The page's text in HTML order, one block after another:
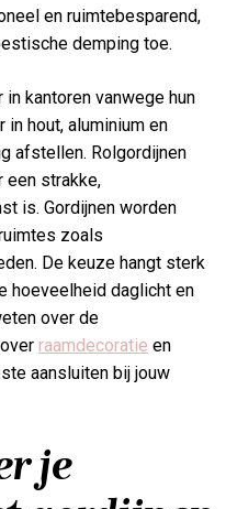
en ruimtebesparend,
demping toe.
kantoren vanwege hun
hout, aluminium en
afstellen. Rolgordijnen
een strakke,
is. Gordijnen worden
zoals
De keuze hangt sterk
hoeveelheid daglicht en
over de
raamdecoratie en
aansluiten bij jouw
je